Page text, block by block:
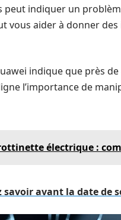
indiquer un
vous aider à donner
indique que près de
l’importance de
électrique :
savoir avant la date de